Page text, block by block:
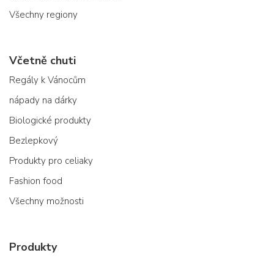
Všechny regiony
Včetně chuti
Regály k Vánocům
nápady na dárky
Biologické produkty
Bezlepkový
Produkty pro celiaky
Fashion food
Všechny možnosti
Produkty